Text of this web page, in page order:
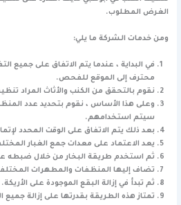
الغرض المطلوب.
ومن خدمات الشركة ما يلي:
في البداية ، عندما يتم الاتفاق على جميع
محترف إلى الموقع للفحص.
نقوم بالتحقق من الكنب والأثاث المراد
وعلى هذا الأساس ، نقوم بتحديد عدد
سيتم استخدامهم.
بعد ذلك يتم الاتفاق على الوقت المحدد
يعد الاعتماد على معدات جمع الغبار
ثم استخدم طريقة البخار من خلال ضبطه
تضاف إليها المنظفات والمطهرات
ثم تبدأ في إزالة البقع الموجودة على الأريكة.
تمتاز هذه الطريقة بقدرتها على إزالة